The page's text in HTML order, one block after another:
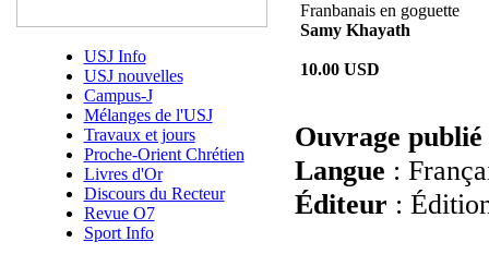
USJ Info
USJ nouvelles
Campus-J
Mélanges de l'USJ
Travaux et jours
Proche-Orient Chrétien
Livres d'Or
Discours du Recteur
Revue O7
Sport Info
Franbanais en goguette
Samy Khayath
10.00 USD
Ouvrage publié
Langue :
Éditeur :